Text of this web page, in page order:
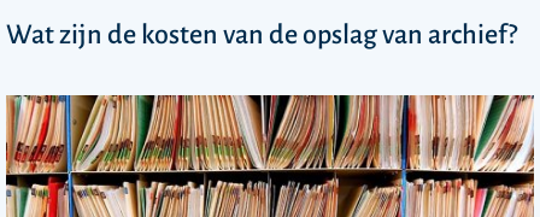
Wat zijn de kosten van de opslag van archief?